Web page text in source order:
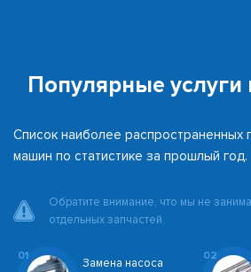
Популярные услуги
Список наиболее распространенных
машин по статистике за прошлый год.
Обратите внимание, что мы не
отдельных запчастей.
01
Замена насоса
02